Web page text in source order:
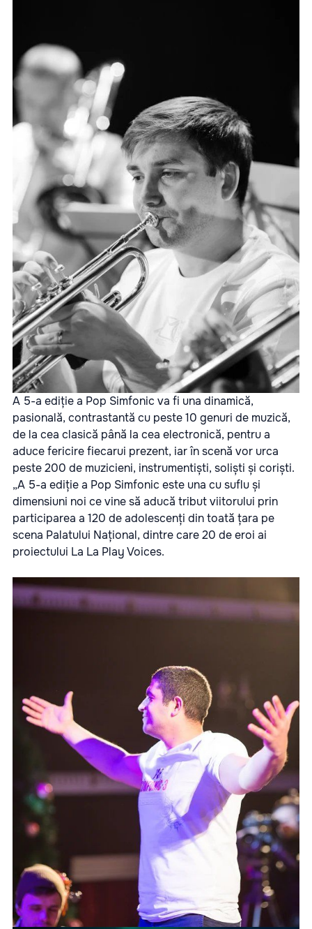
A 5-a ediție a Pop Simfonic va fi una dinamică,
pasională, contrastantă cu peste 10 genuri de muzică,
de la cea clasică până la cea electronică, pentru a
aduce fericire fiecarui prezent, iar în scenă vor urca
peste 200 de muzicieni, instrumentiști, soliști și coriști.
„A 5-a ediție a Pop Simfonic este una cu suflu și
dimensiuni noi ce vine să aducă tribut viitorului prin
participarea a 120 de adolescenți din toată țara pe
scena Palatului Național, dintre care 20 de eroi ai
proiectului La La Play Voices.